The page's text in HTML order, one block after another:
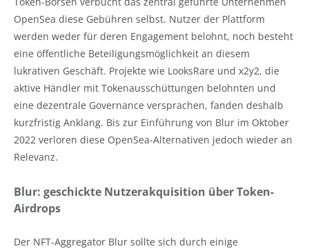
OpenSea diese Gebühren selbst. Nutzer der Plattform
werden weder für deren Engagement belohnt, noch besteht
eine öffentliche Beteiligungsmöglichkeit an diesem
lukrativen Geschäft. Projekte wie LooksRare und x2y2, die
aktive Händler mit Tokenausschüttungen belohnten und
eine dezentrale Governance versprachen, fanden deshalb
kurzfristig Anklang. Bis zur Einführung von Blur im Oktober
2022 verloren diese OpenSea-Alternativen jedoch wieder an
Relevanz.
Blur: geschickte Nutzerakquisition über Token-
Airdrops
Der NFT-Aggregator Blur sollte sich durch einige